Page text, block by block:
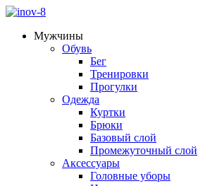
Мужчины
Обувь
Бег
Тренировки
Прогулки
Одежда
Куртки
Брюки
Базовый слой
Промежуточный слой
Аксессуары
Головные уборы